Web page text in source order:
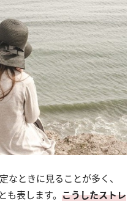
なときに見ることが多く、
表します。 こうしたストレ